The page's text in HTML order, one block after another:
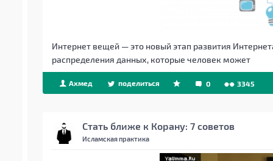
Интернет вещей — это новый этап развития
распределения данных, которые человек может
Ахмед поделиться 0 3345
Стать ближе к Корану: 7 советов
Исламская практика